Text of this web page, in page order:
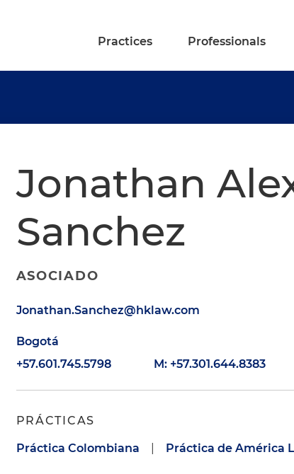
Practices Professionals
Jonathan
Sanchez
ASOCIADO
Jonathan.Sanchez@hklaw.com
Bogotá
+57.601.745.5798
M: +57.301.644.8383
PRÁCTICAS
Práctica Colombiana Práctica de América